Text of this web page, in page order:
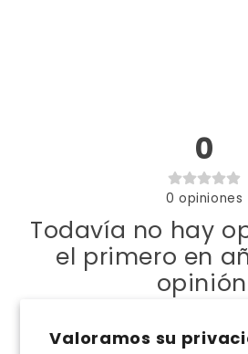
Valoramos su
0
0 opiniones
Todavía no hay
el primero en
Escribe una